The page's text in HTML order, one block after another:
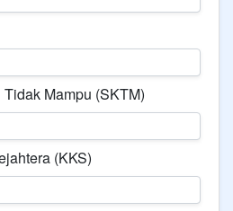
Mampu (SKTM)
(KKS)